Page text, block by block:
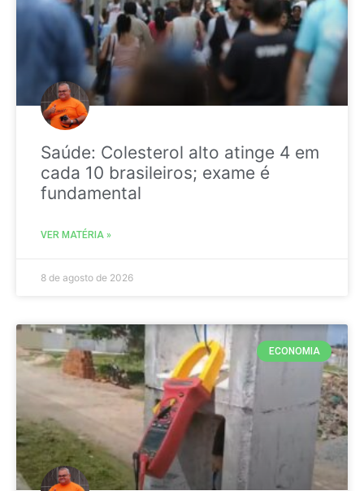
Saúde: Colesterol alto atinge 4 em
cada 10 brasileiros; exame é
fundamental
VER MATÉRIA »
8 de agosto de 2026
ECONOMIA